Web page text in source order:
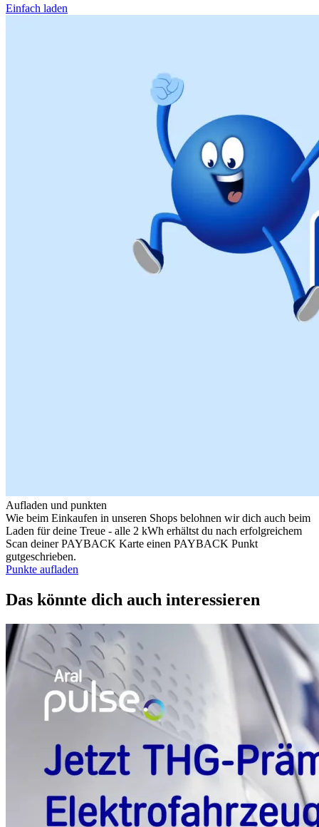
Einfach laden
Aufladen und punkten
Wie beim Einkaufen in unseren Shops belohnen wir dich auch beim
Laden für deine Treue - alle 2 kWh erhältst du nach erfolgreichem
Scan deiner PAYBACK Karte einen PAYBACK Punkt
gutgeschrieben.
Punkte aufladen
Das könnte dich auch interessieren